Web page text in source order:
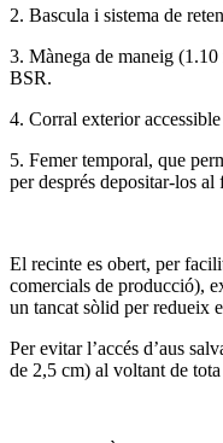
2. Bascula i sistema de
3. Mànega de maneig (1.10
BSR.
4. Corral exterior
5. Femer temporal, que
per després depositar-los
El recinte es obert, per
comercials de producció),
un tancat sòlid per redueix
Per evitar l’accés d’aus
de 2,5 cm) al voltant de